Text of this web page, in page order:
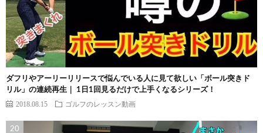
ダフリやアーリーリリースで悩んでいる人に見て欲しい「ボール突きド
リル」の連続再生｜ 1日1回見るだけで上手くなるシリーズ！
2018.08.15 ゴルフのレッスン動画